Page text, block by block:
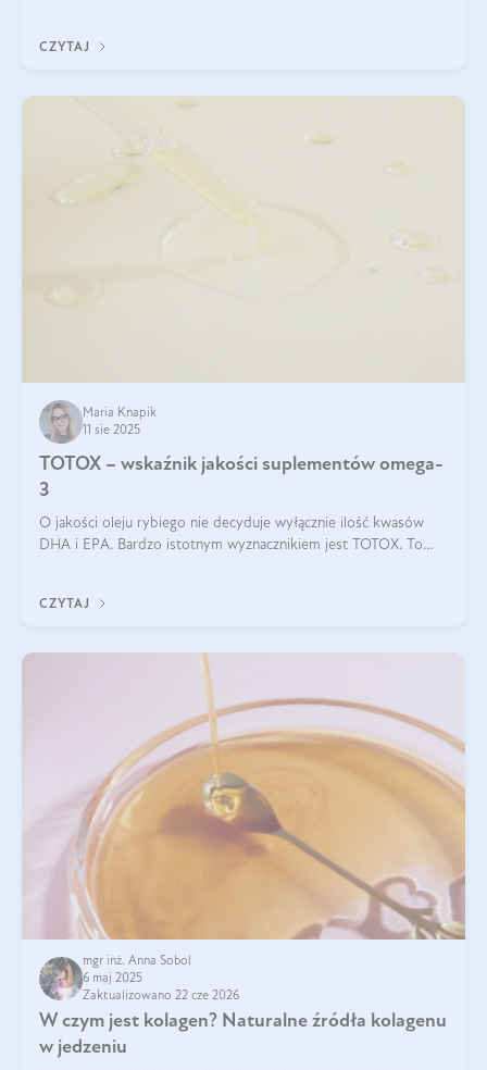
CZYTAJ
Maria Knapik
11 sie 2025
TOTOX – wskaźnik jakości suplementów omega-
3
O jakości oleju rybiego nie decyduje wyłącznie ilość kwasów
DHA i EPA. Bardzo istotnym wyznacznikiem jest TOTOX. To
CZYTAJ
mgr inż. Anna Sobol
6 maj 2025
Zaktualizowano 22 cze 2026
W czym jest kolagen? Naturalne źródła kolagenu
w jedzeniu